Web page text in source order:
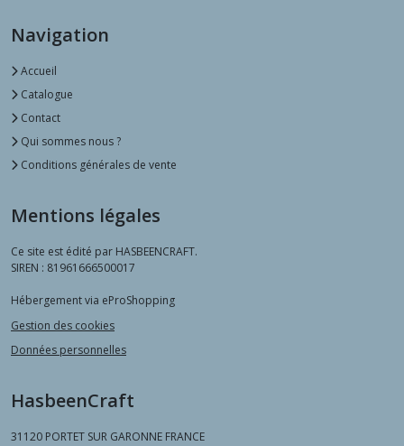
Navigation
Accueil
Catalogue
Contact
Qui sommes nous ?
Conditions générales de vente
Mentions légales
Ce site est édité par HASBEENCRAFT.
SIREN : 81961666500017
Hébergement via eProShopping
Gestion des cookies
Données personnelles
HasbeenCraft
31120 PORTET SUR GARONNE FRANCE